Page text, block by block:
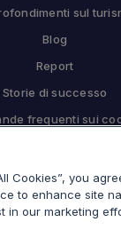
sul
Blog
Report
Storie di successo
frequenti sui
Perché Sojern
Cookies”, you
to enhance site
in our marketing